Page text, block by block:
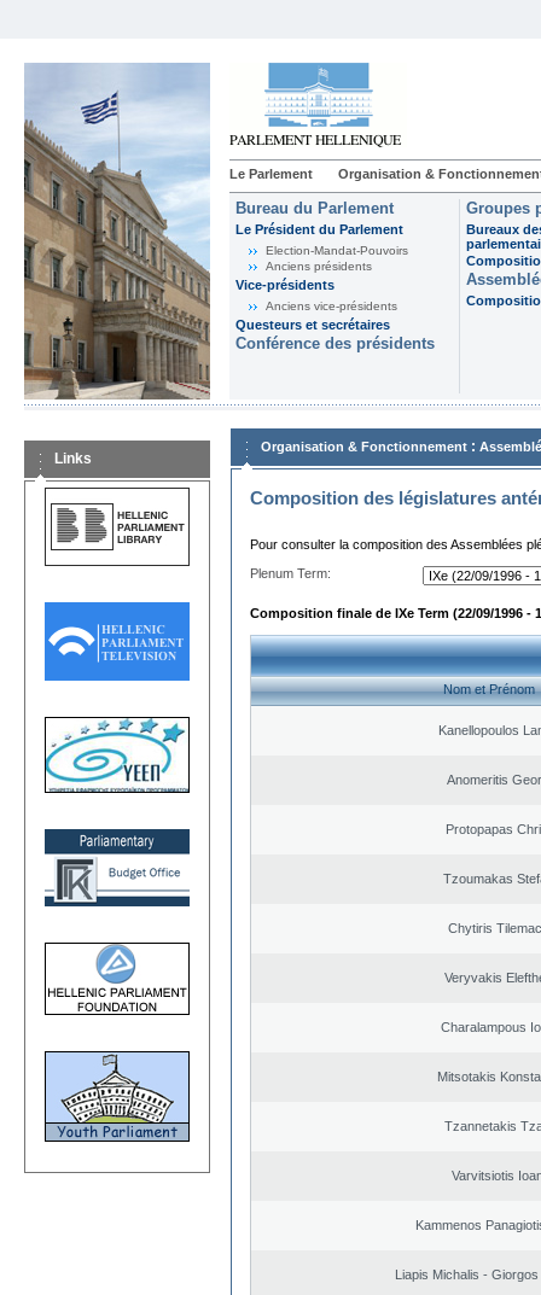
Le Parlement Organisation &
Bureau du Parlement
Le Président du Parlement
Election-Mandat-Pouvoirs
Anciens présidents
Vice-présidents
Anciens vice-présidents
Questeurs et secrétaires
Conférence des présidents
Groupes
Bureaux
Links
Organisation & Fonctionnement :
Composition des législatures
Pour consulter la composition des Assemblées
Plenum Term:
Composition finale de IXe Term (22/09/1996 -
Nom et Prénom
Kanellopoulos
Anomeritis
Protopapas
Tzoumakas
Chytiris
Veryvakis
Charalampous
Mitsotakis
Tzannetakis
Varvitsiotis
Kammenos
Liapis Michalis -